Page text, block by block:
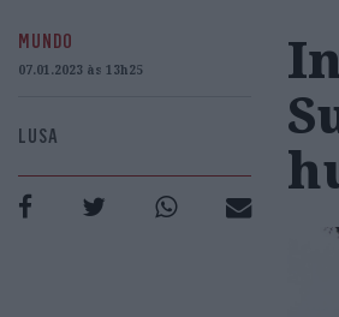
MUNDO
07.01.2023 às 13h25
LUSA